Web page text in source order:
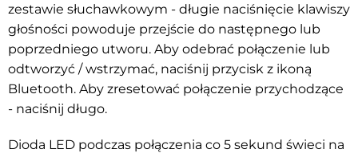
zestawie słuchawkowym - długie naciśnięcie klawiszy
głośności powoduje przejście do następnego lub
poprzedniego utworu. Aby odebrać połączenie lub
odtworzyć / wstrzymać, naciśnij przycisk z ikoną
Bluetooth. Aby zresetować połączenie przychodzące
- naciśnij długo.
Dioda LED podczas połączenia co 5 sekund świeci na